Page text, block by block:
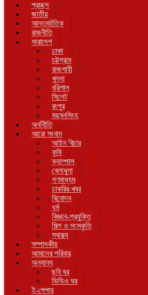
প্রচ্ছদ
জাতীয়
আন্তর্জাতিক
রাজনীতি
সারাদেশ
ঢাকা
চট্টগ্রাম
রাজশাহী
খুলনা
বরিশাল
সিলেট
রংপুর
ময়মনসিংহ
অর্থনীতি
আরো সংবাদ
আইন বিচার
কৃষি
ক্যাম্পাস
খেলাধুলা
গণমাধ্যম
চাকরির খবর
বিনোদন
ধর্ম
বিজ্ঞান-প্রযুক্তি
শিল্প ও সংস্কৃতি
স্বাস্থ্য
সম্পাদকীয়
আমাদের পরিবার
অন্যান্য
ছবি ঘর
ভিডিও ঘর
ই-পেপার